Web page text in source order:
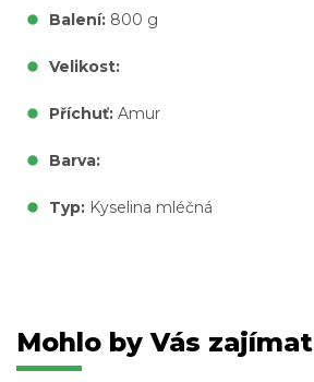
Balení: 800 g
Velikost:
Příchuť: Amur
Barva:
Typ: Kyselina mléčná
Mohlo by Vás zajímat